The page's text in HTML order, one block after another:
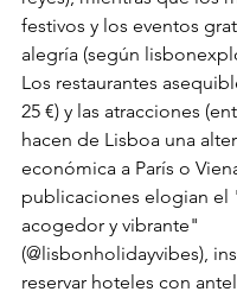
festivos y los eventos
alegría (según
Los restaurantes
25 €) y las atracciones
hacen de Lisboa una
económica a París o
publicaciones elogian el
acogedor y vibrante"
(@lisbonholidayvibes),
reservar hoteles con